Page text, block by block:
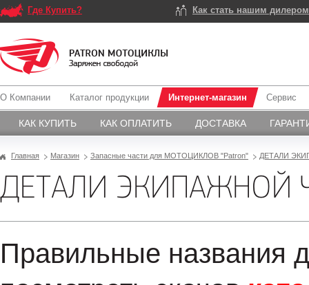
Где Купить? Как стать нашим
О Компании Каталог продукции Интернет-магазин
КАК КУПИТЬ КАК ОПЛАТИТЬ ДОСТАВКА
Сервис
Главная Магазин Запасные части для МОТОЦИКЛОВ "Patron" ДЕТАЛИ
ДЕТАЛИ ЭКИПАЖНОЙ
Правильные названия